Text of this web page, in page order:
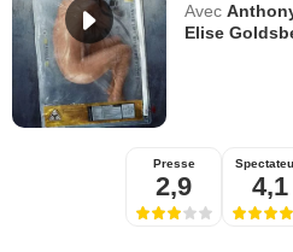
Avec
Elise
Presse
2,9 4,1